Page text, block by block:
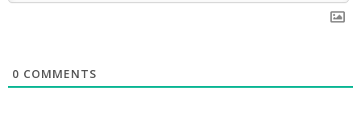
0 COMMENTS